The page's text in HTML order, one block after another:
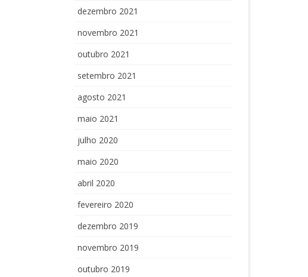
dezembro 2021
novembro 2021
outubro 2021
setembro 2021
agosto 2021
maio 2021
julho 2020
maio 2020
abril 2020
fevereiro 2020
dezembro 2019
novembro 2019
outubro 2019